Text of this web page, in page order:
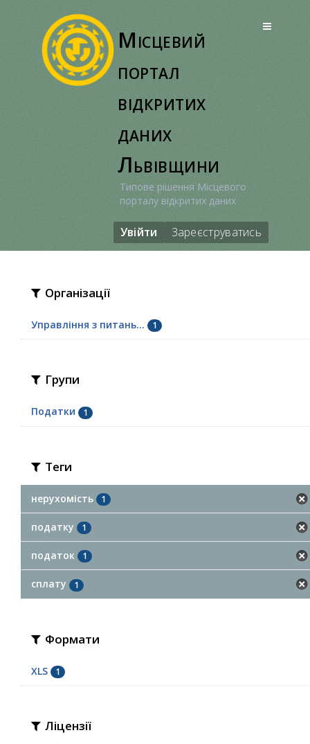
Місцевий
портал
відкритих
даних
Львівщини
Типове рішення Місцевого
порталу відкритих даних
Увійти Зареєструватись
Організації
Управління з питань... 1
Групи
Податки 1
Теги
нерухомість 1
податку 1
податок 1
сплату 1
Формати
XLS 1
Ліцензії